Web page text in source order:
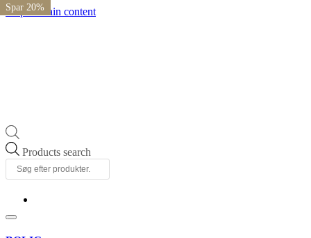
Skip to main content
Products search
Spar 20%
Spar 20%
Spar 20%
Spar 20%